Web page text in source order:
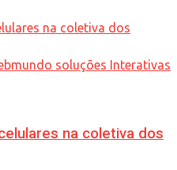
na coletiva dos
soluções Interativas